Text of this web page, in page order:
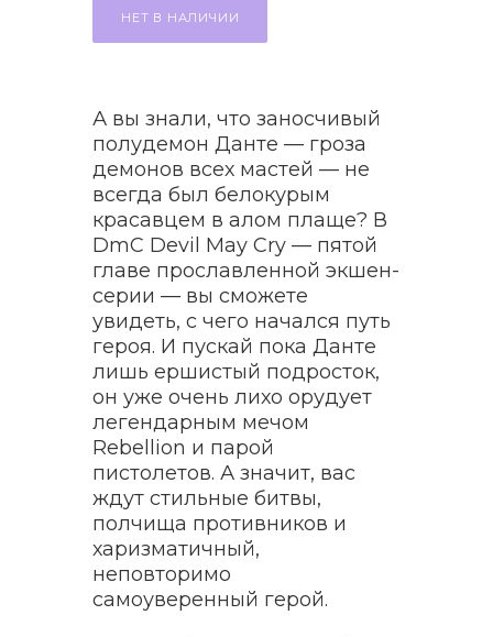
НЕТ В НАЛИЧИИ
А вы знали, что заносчивый
полудемон Данте — гроза
демонов всех мастей — не
всегда был белокурым
красавцем в алом плаще? В
DmC Devil May Cry — пятой
главе прославленной экшен-
серии — вы сможете
увидеть, с чего начался путь
героя. И пускай пока Данте
лишь ершистый подросток,
он уже очень лихо орудует
легендарным мечом
Rebellion и парой
пистолетов. А значит, вас
ждут стильные битвы,
полчища противников и
харизматичный,
неповторимо
самоуверенный герой.